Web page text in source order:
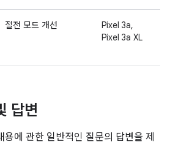
절전 모드 개선
Pixel 3a,
Pixel 3a XL
답변
에 관한 일반적인 질문의 답변을 제